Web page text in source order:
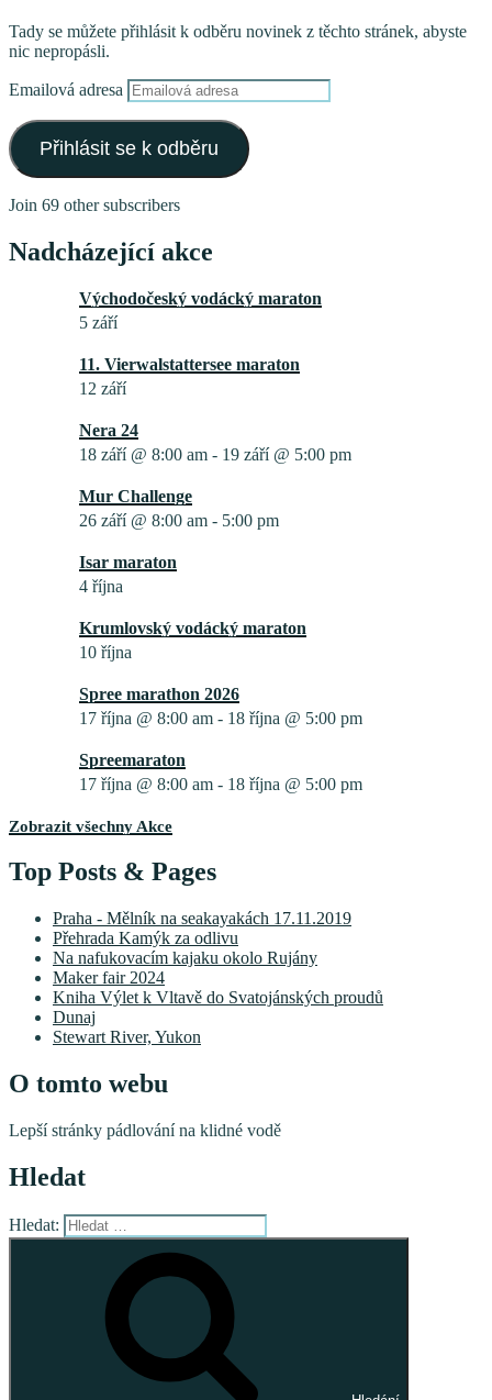
Tady se můžete přihlásit k odběru novinek z těchto stránek, abyste
nic nepropásli.
Emailová adresa
Přihlásit se k odběru
Join 69 other subscribers
Nadcházející akce
Východočeský vodácký maraton
5 září
11. Vierwalstattersee maraton
12 září
Nera 24
18 září @ 8:00 am - 19 září @ 5:00 pm
Mur Challenge
26 září @ 8:00 am - 5:00 pm
Isar maraton
4 října
Krumlovský vodácký maraton
10 října
Spree marathon 2026
17 října @ 8:00 am - 18 října @ 5:00 pm
Spreemaraton
17 října @ 8:00 am - 18 října @ 5:00 pm
Zobrazit všechny Akce
Top Posts & Pages
Praha - Mělník na seakayakách 17.11.2019
Přehrada Kamýk za odlivu
Na nafukovacím kajaku okolo Rujány
Maker fair 2024
Kniha Výlet k Vltavě do Svatojánských proudů
Dunaj
Stewart River, Yukon
O tomto webu
Lepší stránky pádlování na klidné vodě
Hledat
Hledat: